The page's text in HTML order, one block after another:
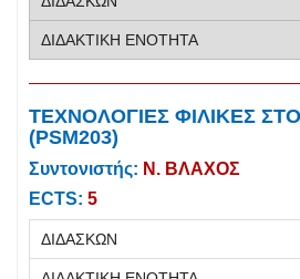
ΤΕΧΝΟΛΟΓΙΕΣ ΦΙΛΙΚΕΣ
(PSM203)
Συντονιστής: Ν. ΒΛΑΧΟΣ
ECTS: 5